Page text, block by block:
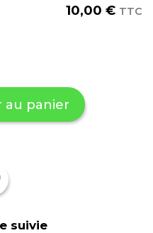
10,00 € TTC
au panier
suivie